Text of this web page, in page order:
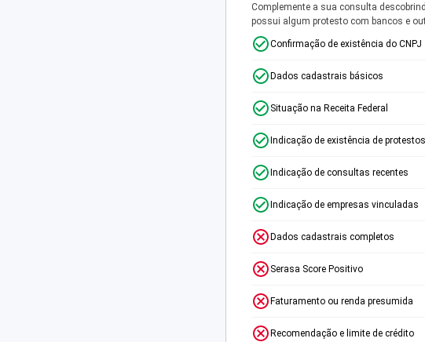
Complemente a sua consulta
possui algum protesto com bancos e
Confirmação de existência do CNPJ
Dados cadastrais básicos
Situação na Receita Federal
Indicação de existência de protestos
Indicação de consultas recentes
Indicação de empresas vinculadas
Dados cadastrais completos
Serasa Score Positivo
Faturamento ou renda presumida
Recomendação e limite de crédito